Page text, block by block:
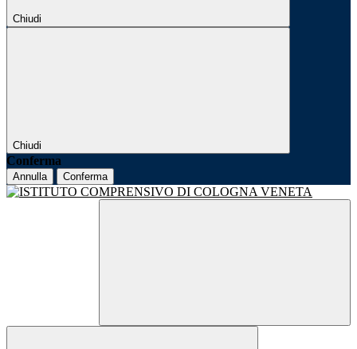
Chiudi
Chiudi
Conferma
Annulla Conferma